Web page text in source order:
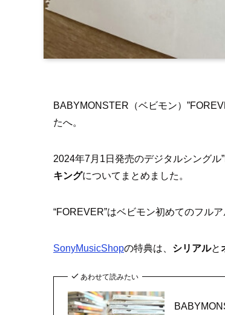
BABYMONSTER（ベビモン）
たへ。
2024年7月1日発売のデジタルシングル
キングについてまとめました。
“FOREVER”はベビモン初めてのフル
SonyMusicShopの特典は、 シリアルと
あわせて読みたい